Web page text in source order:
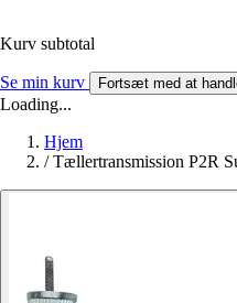
Kurv subtotal
Se min kurv Fortsæt med at
Loading...
Hjem
/ Tællertransmission P2R